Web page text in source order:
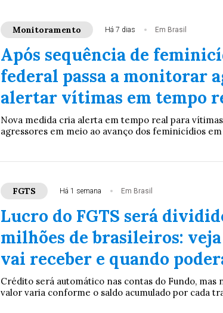
Monitoramento Há 7 dias Em Brasil
Após sequência de
federal passa a monitorar
alertar vítimas em tempo
Nova medida cria alerta em tempo real para
agressores em meio ao avanço dos feminicídios
FGTS Há 1 semana Em Brasil
Lucro do FGTS será
milhões de brasileiros:
vai receber e quando
Crédito será automático nas contas do Fundo, mas
valor varia conforme o saldo acumulado por cada